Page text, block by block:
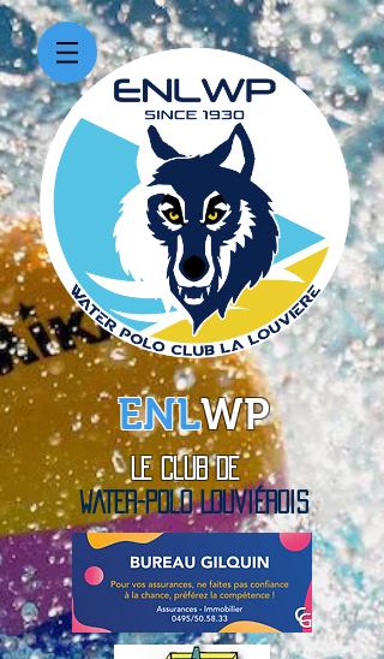
ENLWP
Le Club de
WATER-Polo Louviérois